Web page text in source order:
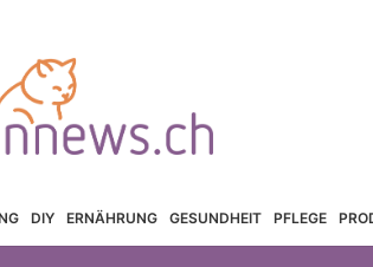
DIY ERNÄHRUNG GESUNDHEIT PFLEGE